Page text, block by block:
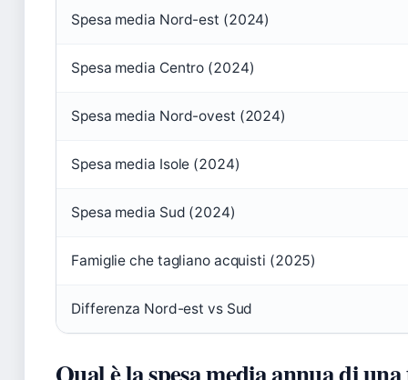
Spesa media Nord-est (2024)
Spesa media Centro (2024)
Spesa media Nord-ovest (2024)
Spesa media Isole (2024)
Spesa media Sud (2024)
Famiglie che tagliano acquisti (2025)
Differenza Nord-est vs Sud